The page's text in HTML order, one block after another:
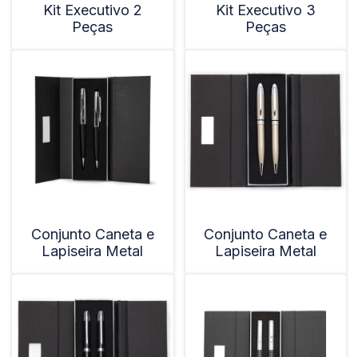
Kit Executivo 2
Peças
Kit Executivo 3
Peças
Conjunto Caneta e
Lapiseira Metal
Conjunto Caneta e
Lapiseira Metal